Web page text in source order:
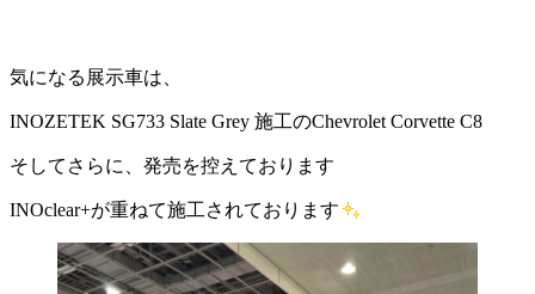
気になる展示車は、
INOZETEK SG733 Slate Grey 施工のChevrolet Corvette C8
そしてさらに、発売を控えております
INOclear+が重ねて施工されております